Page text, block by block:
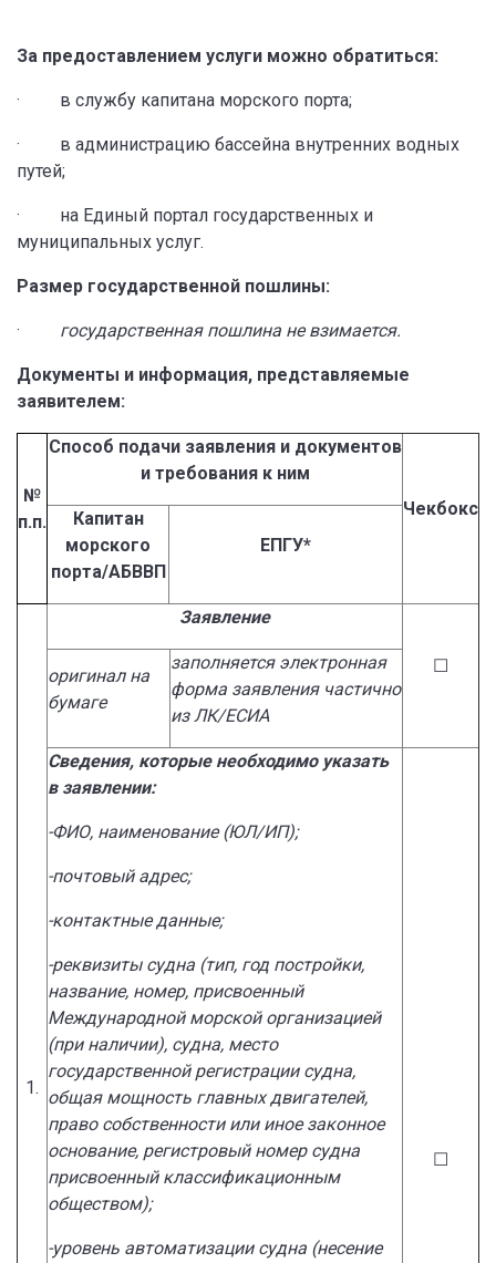
За предоставлением услуги можно обратиться:
· в службу капитана морского порта;
· в администрацию бассейна внутренних водных
путей;
· на Единый портал государственных и
муниципальных услуг.
Размер государственной пошлины:
· государственная пошлина не взимается.
Документы и информация, представляемые
заявителем:
№
п.п.
Способ подачи заявления и документов
и требования к ним
Чекбокс
Капитан
морского
порта/АБВВП
ЕПГУ*
1.
Заявление
☐
оригинал на
бумаге
заполняется электронная
форма заявления частично
из ЛК/ЕСИА
Сведения, которые необходимо указать
в заявлении:
-ФИО, наименование (ЮЛ/ИП);
-почтовый адрес;
-контактные данные;
-реквизиты судна (тип, год постройки,
название, номер, присвоенный
Международной морской организацией
(при наличии), судна, место
государственной регистрации судна,
общая мощность главных двигателей,
право собственности или иное законное
основание, регистровый номер судна
присвоенный классификационным
обществом);
-уровень автоматизации судна (несение
☐